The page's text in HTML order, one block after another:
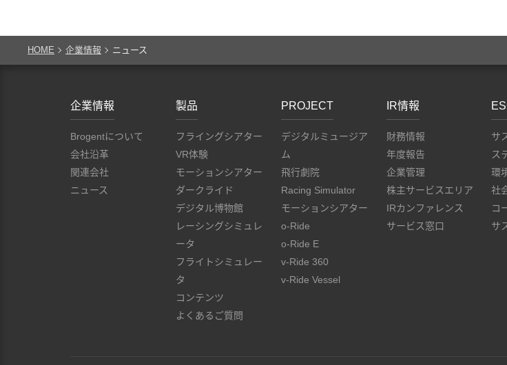
with the mysterious and beautiful Sky Lion.
HOME 企業情報 ニュース
企業情報
Brogentについて
会社沿革
関連会社
ニュース
製品
フライングシアター
VR体験
モーションシアター
ダークライド
デジタル博物館
レーシングシミュレ
ータ
フライトシミュレー
タ
コンテンツ
よくあるご質問
PROJECT
デジタルミュージア
ム
飛行劇院
Racing Simulator
モーションシアター
o-Ride
o-Ride E
v-Ride 360
v-Ride Vessel
IR情報
財務情報
年度報告
企業管理
株主サービスエリア
IRカンファレンス
サービス窓口
サ
ス
環
社
コ
サ